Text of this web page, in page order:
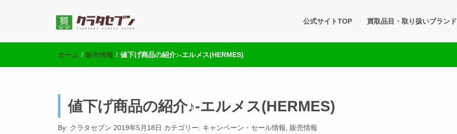
池袋西口にて2店舗営業中のクラタセブン公式ブログです。買取実績・販売商品情報や雑記をお届けします。
公式サイトTOP 買取品目・取り扱いブランド
ホーム / 販売情報 / 値下げ商品の紹介♪-エルメス(HERMES)
値下げ商品の紹介♪-エルメス(HERMES)
By: クラタセブン 2019年5月18日 カテゴリー: キャンペーン・セール情報 販売情報